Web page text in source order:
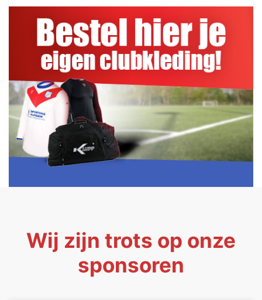
Wij zijn trots op onze
sponsoren